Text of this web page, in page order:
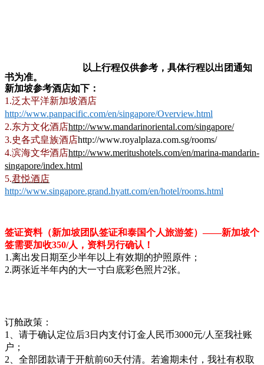
以上行程仅供参考，具体行程以出团通知
书为准。
新加坡参考酒店如下：
1.泛太平洋新加坡酒店
http://www.panpacific.com/en/singapore/Overview.html
2.东方文化酒店http://www.mandarinoriental.com/singapore/
3.史各式皇族酒店http://www.royalplaza.com.sg/rooms/
4.滨海文华酒店http://www.meritushotels.com/en/marina-mandarin-
singapore/index.html
5.君悦酒店
http://www.singapore.grand.hyatt.com/en/hotel/rooms.html
签证资料（新加坡团队签证和泰国个人旅游签）——新加坡个
签需要加收350/人，资料另行确认！
1.离出发日期至少半年以上有效期的护照原件；
2.两张近半年内的大一寸白底彩色照片2张。
订舱政策：
1、请于确认定位后3日内支付订金人民币3000元/人至我社账
户；
2、全部团款请于开航前60天付清。若逾期未付，我社有权取